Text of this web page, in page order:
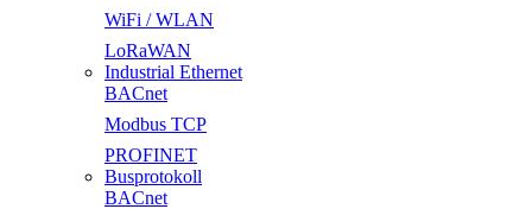
WiFi / WLAN
LoRaWAN
Industrial Ethernet
BACnet
Modbus TCP
PROFINET
Busprotokoll
BACnet